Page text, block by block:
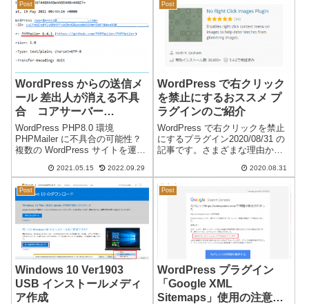
ていました。少し前から、Micr...
結果の内容正常に送信が完了し
ました。送信結果の内容...
Post
WordPress からの送信メ
ール 差出人が消える不具
合 コアサーバー
（CORESERVER）V1
PHP8.0・PHP8.1
WordPress PHP8.0 環境
PHPMailer に不具合の可能性？
複数の WordPress サイトを運営
WordPress からの送信メール
が、差出人がない状態（空欄
「－」）になります。通常の差
出人は...
2021.05.15 2022.09.29
Post
WordPress で右クリック
を禁止にするおススメ プ
ラグインのご紹介
WordPress で右クリックを禁止
にするプラグイン2020/08/31 の
記事です。さまざまな理由か
を禁止にしたいことがありま
す。通常のサイトでは、HTMLタ
グ や CSS で右クリックやドラ
ッグを禁止にでき...
2020.08.31
Post
Windows 10 Ver1903
USB インストールメディ
ア作成
Post
WordPress プラグイン
「Google XML
Sitemaps」使用の注意